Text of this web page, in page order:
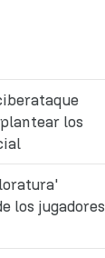
los
los jugadores